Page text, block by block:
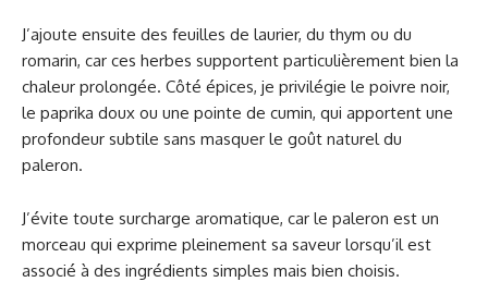
J’ajoute ensuite des feuilles de laurier, du thym ou du
romarin, car ces herbes supportent particulièrement bien la
chaleur prolongée. Côté épices, je privilégie le poivre noir,
le paprika doux ou une pointe de cumin, qui apportent une
profondeur subtile sans masquer le goût naturel du
paleron.
J’évite toute surcharge aromatique, car le paleron est un
morceau qui exprime pleinement sa saveur lorsqu’il est
associé à des ingrédients simples mais bien choisis.